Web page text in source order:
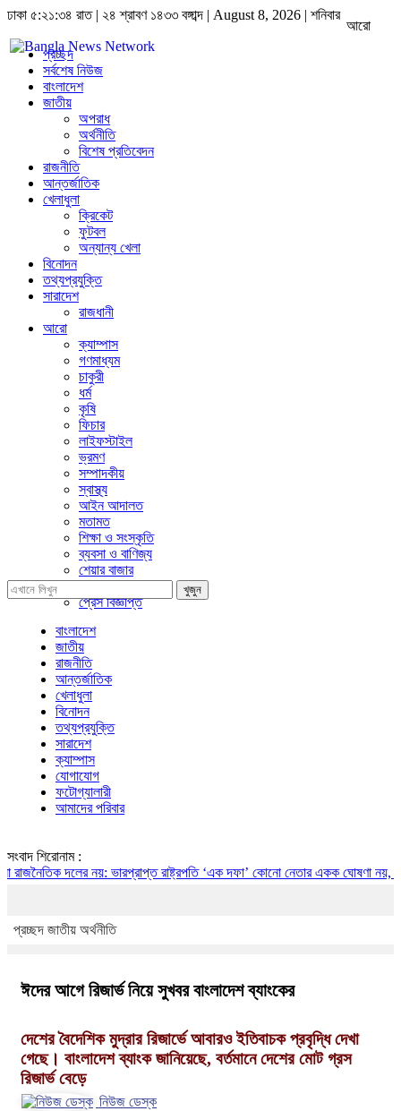
ঢাকা ৫:২১:৩৫ রাত| ২৪ শ্রাবণ ১৪৩৩ বঙ্গাব্দ | August 8, 2026 | শনিবার
প্রচ্ছদ
সর্বশেষ নিউজ
বাংলাদেশ
জাতীয়
অপরাধ
অর্থনীতি
বিশেষ প্রতিবেদন
রাজনীতি
আন্তর্জাতিক
খেলাধুলা
ক্রিকেট
ফুটবল
অন্যান্য খেলা
বিনোদন
তথ্যপ্রযুক্তি
সারাদেশ
রাজধানী
আরো
ক্যাম্পাস
গণমাধ্যম
চাকুরী
ধর্ম
কৃষি
ফিচার
লাইফস্টাইল
ভ্রমণ
সম্পাদকীয়
স্বাস্থ্য
আইন আদালত
মতামত
শিক্ষা ও সংস্কৃতি
ব্যবসা ও বাণিজ্য
শেয়ার বাজার
প্রবাসে বাংলাদেশ
প্রেস বিজ্ঞপ্তি
আরো
খুজুন
বাংলাদেশ
জাতীয়
রাজনীতি
আন্তর্জাতিক
খেলাধুলা
বিনোদন
তথ্যপ্রযুক্তি
সারাদেশ
ক্যাম্পাস
যোগাযোগ
ফটোগ্যালারী
আমাদের পরিবার
সংবাদ শিরোনাম :
দলের নয়: ভারপ্রাপ্ত রাষ্ট্রপতি‘এক দফা’ কোনো নেতার একক ঘোষণা নয়, এটি
প্রচ্ছদ জাতীয় অর্থনীতি
ঈদের আগে রিজার্ভ নিয়ে সুখবর বাংলাদেশ ব্যাংকের
দেশের বৈদেশিক মুদ্রার রিজার্ভে আবারও ইতিবাচক প্রবৃদ্ধি দেখা
গেছে। বাংলাদেশ ব্যাংক জানিয়েছে, বর্তমানে দেশের মোট গ্রস
রিজার্ভ বেড়ে
নিউজ ডেস্ক